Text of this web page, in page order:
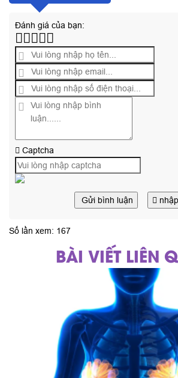
Đánh giá của bạn:
Captcha
Gửi bình luận
Số lần xem: 167
BÀI VIẾT LIÊN